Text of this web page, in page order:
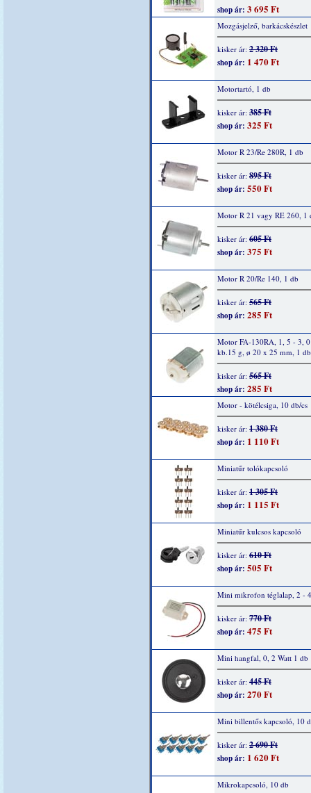
shop ár: 3 695 Ft
Mozgásjelző, barkácskészlet
kisker ár: 2 320 Ft
shop ár: 1 470 Ft
Motortartó, 1 db
kisker ár: 385 Ft
shop ár: 325 Ft
Motor R 23/Re 280R, 1 db
kisker ár: 895 Ft
shop ár: 550 Ft
Motor R 21 vagy RE 260, 1
kisker ár: 605 Ft
shop ár: 375 Ft
Motor R 20/Re 140, 1 db
kisker ár: 565 Ft
shop ár: 285 Ft
Motor FA-130RA, 1, 5 - 3,
kb.15 g, ø 20 x 25 mm, 1 db
kisker ár: 565 Ft
shop ár: 285 Ft
Motor - kötélcsiga, 10 db/cs
kisker ár: 1 380 Ft
shop ár: 1 110 Ft
Miniatűr tolókapcsoló
kisker ár: 1 305 Ft
shop ár: 1 115 Ft
Miniatűr kulcsos kapcsoló
kisker ár: 610 Ft
shop ár: 505 Ft
Mini mikrofon téglalap, 2 -
kisker ár: 770 Ft
shop ár: 475 Ft
Mini hangfal, 0, 2 Watt 1 db
kisker ár: 445 Ft
shop ár: 270 Ft
Mini billentős kapcsoló, 10
kisker ár: 2 690 Ft
shop ár: 1 620 Ft
Mikrokapcsoló, 10 db